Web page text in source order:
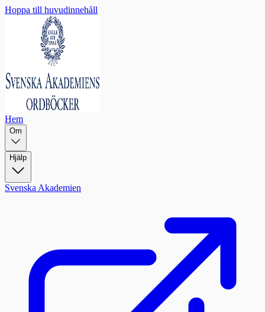
Hoppa till huvudinnehåll
Hem
Om
Hjälp
Svenska Akademien